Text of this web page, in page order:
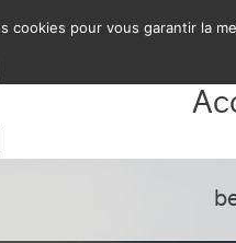
cookies pour vous garantir la